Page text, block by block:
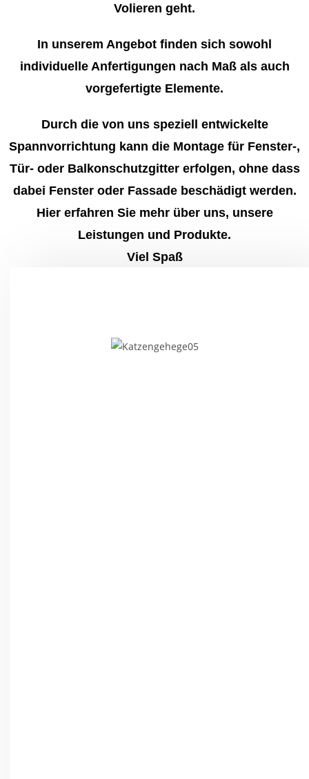
Volieren geht.
In unserem Angebot finden sich sowohl
individuelle Anfertigungen nach Maß als auch
vorgefertigte Elemente.
Durch die von uns speziell entwickelte
Spannvorrichtung kann die Montage für Fenster-,
Tür- oder Balkonschutzgitter erfolgen, ohne dass
dabei Fenster oder Fassade beschädigt werden.
Hier erfahren Sie mehr über uns, unsere
Leistungen und Produkte.
Viel Spaß